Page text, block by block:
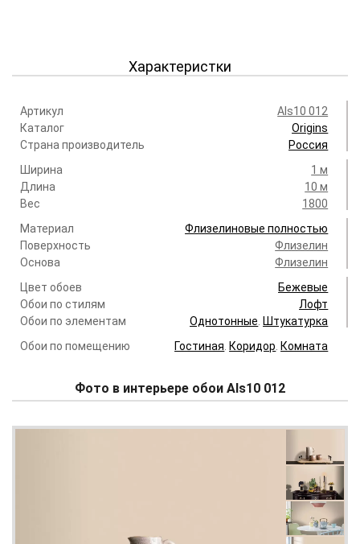
Характеристки
Артикул
Als10 012
Каталог
Origins
Страна производитель
Россия
Ширина
1 м
Длина
10 м
Вес
1800
Материал
Флизелиновые полностью
Поверхность
Флизелин
Основа
Флизелин
Цвет обоев
Бежевые
Обои по стилям
Лофт
Обои по элементам
Однотонные Штукатурка
Обои по помещению
Гостиная Коридор Комната
Фото в интерьере обои Als10 012